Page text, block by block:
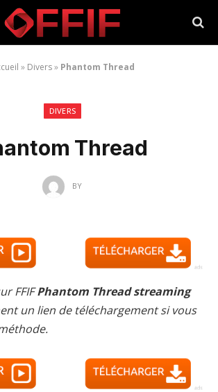
» Divers» Phantom Thread
DIVERS
Thread
BY
FFIFPhantom Thread streaming
un lien de téléchargement si vous